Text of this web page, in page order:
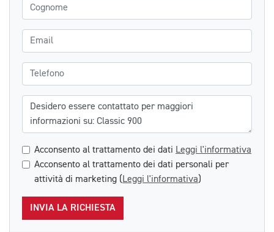
Cognome
Email
Telefono
Messaggio
Acconsento al trattamento dei dati Leggi l'informativa
Acconsento al trattamento dei dati personali per
attività di marketing (Leggi l'informativa)
INVIA LA RICHIESTA